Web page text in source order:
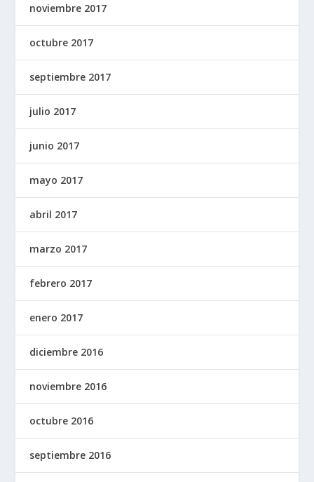
noviembre 2017
octubre 2017
septiembre 2017
julio 2017
junio 2017
mayo 2017
abril 2017
marzo 2017
febrero 2017
enero 2017
diciembre 2016
noviembre 2016
octubre 2016
septiembre 2016